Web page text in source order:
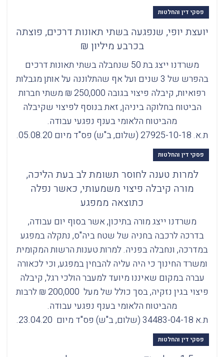
פסקי דין והחלטות
יועצת יופי, שנפגעה בשתי תאונות דרכים, פוצתה
בכרבע מיליון ₪
משרדנו ייצג בת 50 שנחבלה בשתי תאונות דרכים
בהפרש של 3 שנים ועל אף שהתלוננה על אותן מגבלות
רפואיות, קיבלה פיצוי בגובה 250,000 ₪ משתי חברות
הביטוח בחלוקה ביניהן, זאת בנוסף לפיצוי שקיבלה
מהביטוח הלאומי בענף נפגעי עבודה.
ת.א. 27925-10-18 (שלום, ב"ש) פס"ד מיום 05.08.20.
פסקי דין והחלטות
למרות טענה לחוסר תשומת לב בעת הליכה,
מורה קיבלה פיצוי משמעותי, כאשר נפלה
כתוצאה ממפגע
משרדנו ייצג מורה בתיכון, אשר בסוף יום עבודה,
בדרכה לרכבה בחניה של שטח ביה"ס, נתקלה במפגע
במדרכה, ונחבלה בפניה. למרות טענות הרשות המקומית
ומשרד החינוך כי היה עליה להבחין במפגע, וכי לכאורה
עברה במקום שאיננו מיועד למעבר הולכי רגל, קיבלה
פיצוי בגין נזקיה, בסך כולל של מעל 200,000 ₪ לרבות
מהביטוח הלאומי בענף נפגעי עבודה.
ת.א 34483-04-18 (שלום, ב"ש) פס"ד מיום 23.04.20.
פסקי דין והחלטות